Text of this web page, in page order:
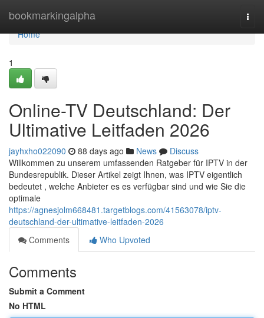
bookmarkingalpha
Home
Home
1
Online-TV Deutschland: Der
Ultimative Leitfaden 2026
jayhxho022090 88 days ago News
Discuss
Willkommen zu unserem umfassenden Ratgeber für IPTV in der
Bundesrepublik. Dieser Artikel zeigt Ihnen, was IPTV eigentlich
bedeutet , welche Anbieter es es verfügbar sind und wie Sie die
optimale
https://agnesjolm668481.targetblogs.com/41563078/iptv-
deutschland-der-ultimative-leitfaden-2026
Comments
Who Upvoted
Comments
Submit a Comment
No HTML